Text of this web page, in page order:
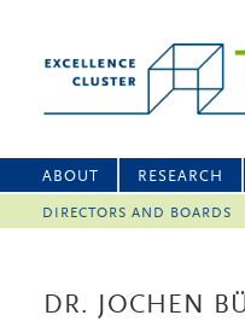
ABOUT RESEARCH
DIRECTORS AND BOARDS
DR. JOCHEN